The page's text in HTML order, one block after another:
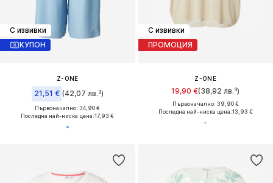
С извивки
КУПОН
Z-ONE
21,51 € (42,07 лв.³)
Първоначално: 34,90 €
Последна най-ниска цена:17,93 €
С извивки
ПРОМОЦИЯ
Z-ONE
19,90 €(38,92 лв.³)
Първоначално: 39,90 €
Последна най-ниска цена:13,93 €